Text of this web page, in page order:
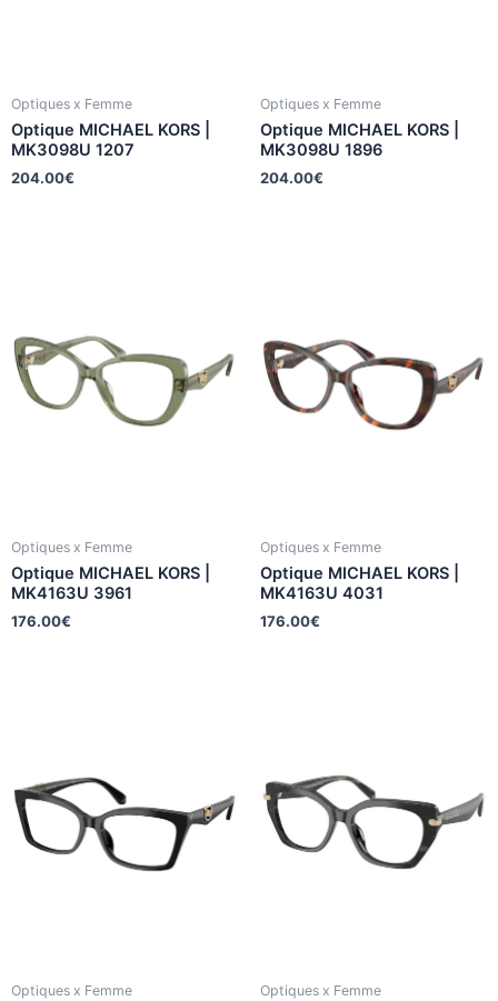
Optiques x Femme
Optique MICHAEL KORS |
MK3098U 1207
204.00€
Optiques x Femme
Optique MICHAEL KORS |
MK3098U 1896
204.00€
Optiques x Femme
Optique MICHAEL KORS |
MK4163U 3961
176.00€
Optiques x Femme
Optique MICHAEL KORS |
MK4163U 4031
176.00€
Optiques x Femme Optiques x Femme